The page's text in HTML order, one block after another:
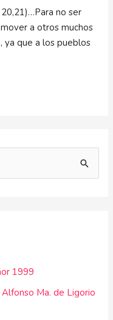
no ser
a otros muchos
ya que a los pueblos
1999
Ma. de Ligorio